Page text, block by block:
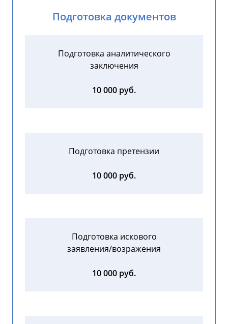
Подготовка документов
Подготовка аналитического
заключения
10 000 руб.
Подготовка претензии
10 000 руб.
Подготовка искового
заявления/возражения
10 000 руб.